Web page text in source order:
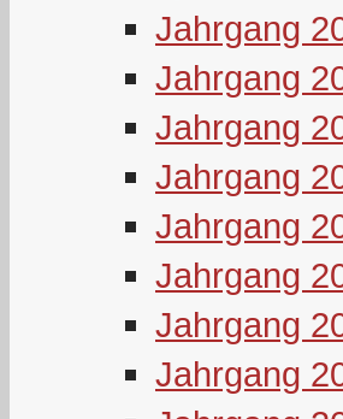
Jahrgang
Jahrgang
Jahrgang
Jahrgang
Jahrgang
Jahrgang
Jahrgang
Jahrgang